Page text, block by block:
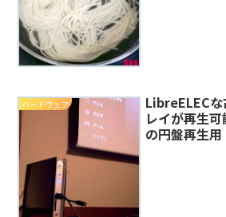
ハードウェア
LibreELECな
レイが再生
の円盤再生